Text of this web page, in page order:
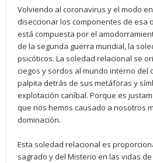
Volviendo al coronavirus y el modo
diseccionar los componentes de esa
está compuesta por el
de la segunda guerra mundial, la
psicóticos. La soledad relacional se
ciegos y sordos al mundo interno del
palpita detrás de sus metáforas y
explotación caníbal. Porque es
que nos hemos causado a nosotros
dominación.
Esta soledad relacional es
sagrado y del Misterio en las vidas